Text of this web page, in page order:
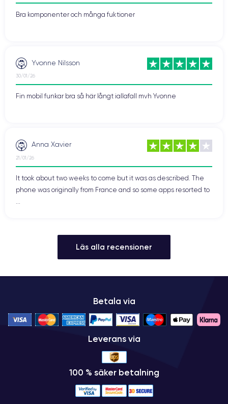
Bra komponenter och många fuktioner
Yvonne Nilsson
30/01/26
Fin mobil funkar bra så här långt iallafall mvh Yvonne
Anna Xavier
21/01/26
It took about two weeks to come but it was as described. The
phone was originally from France and so some apps resorted to
Läs alla recensioner
Betala via
Leverans via
100 % säker betalning